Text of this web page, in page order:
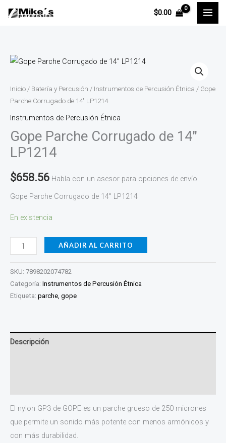
$0.00
Inicio / Batería y Percusión / Instrumentos de Percusión Étnica / Gope
Parche Corrugado de 14″ LP1214
Instrumentos de Percusión Étnica
Gope Parche Corrugado de 14″
LP1214
$658.56 Habla con un asesor para opciones de envío
Gope Parche Corrugado de 14″ LP1214
En existencia
Gope
Corrugado
de
14"
LP1214
cantidad
AÑADIR AL CARRITO
SKU: 7898202074782
Categoría: Instrumentos de Percusión Étnica
Etiqueta: parche, gope
Descripción
El nylon GP3 de GOPE es un parche grueso de 250 micrones
que permite un sonido más potente con menos armónicos y
con más durabilidad.